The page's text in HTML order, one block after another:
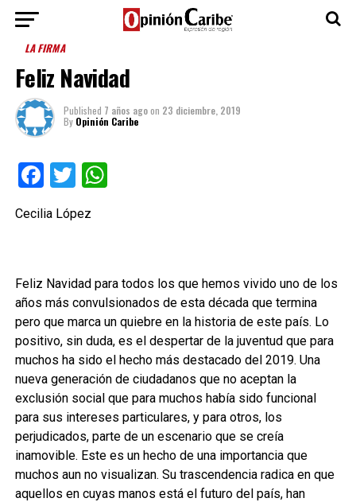
LA FIRMA
Feliz Navidad
Published 7 años agoon 23 diciembre, 2019
By Opinión Caribe
Facebook
TwitterWhatsApp
Cecilia López
Feliz Navidad para todos los que hemos vivido uno de los
años más convulsionados de esta década que termina
pero que marca un quiebre en la historia de este país. Lo
positivo, sin duda, es el despertar de la juventud que para
muchos ha sido el hecho más destacado del 2019. Una
nueva generación de ciudadanos que no aceptan la
exclusión social que para muchos había sido funcional
para sus intereses particulares, y para otros, los
perjudicados, parte de un escenario que se creía
inamovible. Este es un hecho de una importancia que
muchos aun no visualizan. Su trascendencia radica en que
aquellos en cuyas manos está el futuro del país, han